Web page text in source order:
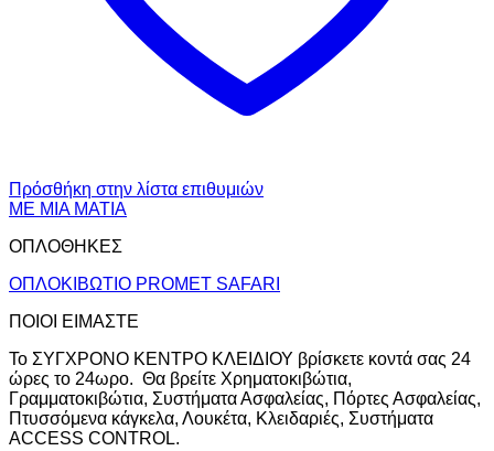
Πρόσθήκη στην λίστα επιθυμιών
ΜΕ ΜΙΑ ΜΑΤΙΑ
ΟΠΛΟΘΗΚΕΣ
ΟΠΛΟΚΙΒΩΤΙΟ PROMET SAFARI
ΠΟΙΟΙ ΕΙΜΑΣΤΕ
Το ΣΥΓΧΡΟΝΟ ΚΕΝΤΡΟ ΚΛΕΙΔΙΟΥ βρίσκετε κοντά σας 24
ώρες το 24ωρο. Θα βρείτε Χρηματοκιβώτια,
Γραμματοκιβώτια, Συστήματα Ασφαλείας, Πόρτες Ασφαλείας,
Πτυσσόμενα κάγκελα, Λουκέτα, Κλειδαριές, Συστήματα
ACCESS CONTROL.